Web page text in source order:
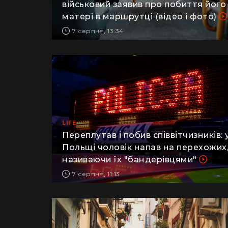
військовий заявив про побиття його
матері в маршрутці (відео і фото)
7 серпня, 13:34
LIFE
Переплутав і побив співвітчизників:
Польщі чоловік напав на перехожих,
називаючи їх "бандерівцями"
7 серпня, 11:13